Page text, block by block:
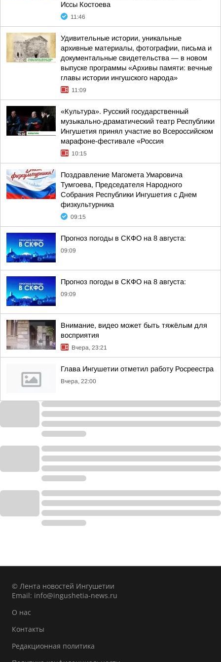
Иссы Костоева
11:46
Удивительные истории, уникальные
архивные материалы, фотографии, письма и
документальные свидетельства — в новом
выпуске программы «Архивы памяти: вечные
главы истории ингушского народа»
11:09
«Культура». Русский государственный
музыкально-драматический театр Республики
Ингушетия принял участие во Всероссийском
марафоне-фестивале «Россия
10:15
Поздравление Магомета Умаровича
Тумгоева, Председателя Народного
Собрания Республики Ингушетия с Днем
физкультурника
09:15
Прогноз погоды в СКФО на 8 августа:
09:09
Прогноз погоды в СКФО на 8 августа:
09:09
Внимание, видео может быть тяжёлым для
восприятия
Вчера, 23:21
Глава Ингушетии отметил работу Росреестра
Вчера, 22:00
© Лента новостей Ингушетии
Email: info@ingushetia-news.ru
О нас
Контакты
Редакционная политика